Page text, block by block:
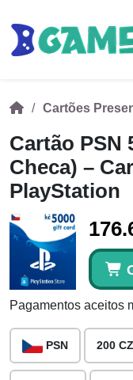
Cartões
Cartão PSN
Checa) –
PlayStation
Pagamentos aceitos
PSN 200